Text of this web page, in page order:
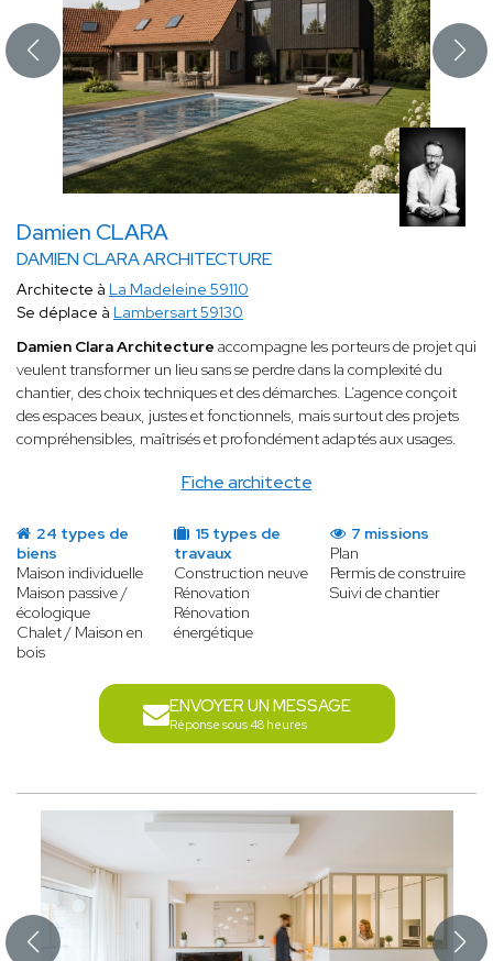
Damien CLARA
DAMIEN CLARA ARCHITECTURE
Fiche architecte
Architecte à La Madeleine 59110
Se déplace à Lambersart 59130
Damien Clara Architecture accompagne les porteurs de projet qui
veulent transformer un lieu sans se perdre dans la complexité du
chantier, des choix techniques et des démarches. L’agence conçoit
des espaces beaux, justes et fonctionnels, mais surtout des projets
compréhensibles, maîtrisés et profondément adaptés aux usages.
24 types de
biens
Maison individuelle
Maison passive /
écologique
Chalet / Maison en
bois
15 types de
travaux
Construction neuve
Rénovation
Rénovation
énergétique
7 missions
Plan
Permis de construire
Suivi de chantier
ENVOYER UN MESSAGE
Réponse sous 48 heures